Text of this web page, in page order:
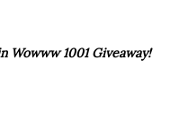
Wowww 1001 Giveaway!